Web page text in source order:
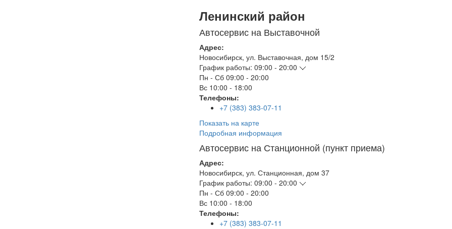
Ленинский район
Автосервис на Выставочной
Адрес:
Новосибирск, ул. Выставочная, дом 15/2
График работы: 09:00 - 20:00
Пн - Сб 09:00 - 20:00
Вс 10:00 - 18:00
Телефоны:
+7 (383) 383-07-11
Показать на карте
Подробная информация
Автосервис на Станционной (пункт приема)
Адрес:
Новосибирск, ул. Станционная, дом 37
График работы: 09:00 - 20:00
Пн - Сб 09:00 - 20:00
Вс 10:00 - 18:00
Телефоны:
+7 (383) 383-07-11